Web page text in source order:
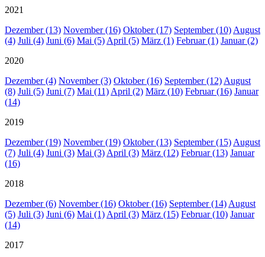
2021
Dezember (13) November (16) Oktober (17) September (10)August
(4) Juli (4) Juni (6) Mai (5)April (5) März (1) Februar (1) Januar (2)
2020
Dezember (4) November (3) Oktober (16) September (12)August
(8) Juli (5) Juni (7) Mai (11)April (2) März (10) Februar (16) Januar
(14)
2019
Dezember (19) November (19) Oktober (13) September (15)August
(7) Juli (4) Juni (3) Mai (3)April (3) März (12) Februar (13) Januar
(16)
2018
Dezember (6) November (16) Oktober (16) September (14)August
(5) Juli (3) Juni (6) Mai (1)April (3) März (15) Februar (10) Januar
(14)
2017